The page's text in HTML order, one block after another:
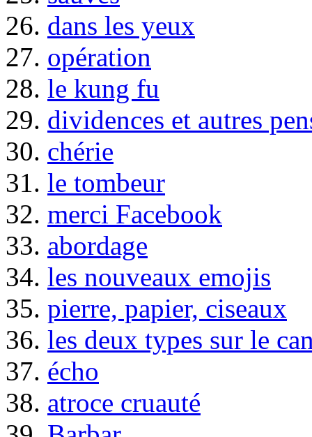
26. dans les yeux
27. opération
28. le kung fu
29. dividences et autres
30. chérie
31. le tombeur
32. merci Facebook
33. abordage
34. les nouveaux emojis
35. pierre, papier, ciseaux
36. les deux types sur le
37. écho
38. atroce cruauté